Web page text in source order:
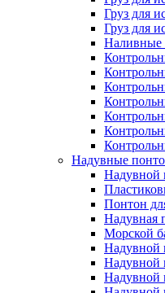
Груз для
Груз для
Наливные
Надувные
Надувной
Понтон
Надувная
Морской
Надувной
Надувной
Надувной